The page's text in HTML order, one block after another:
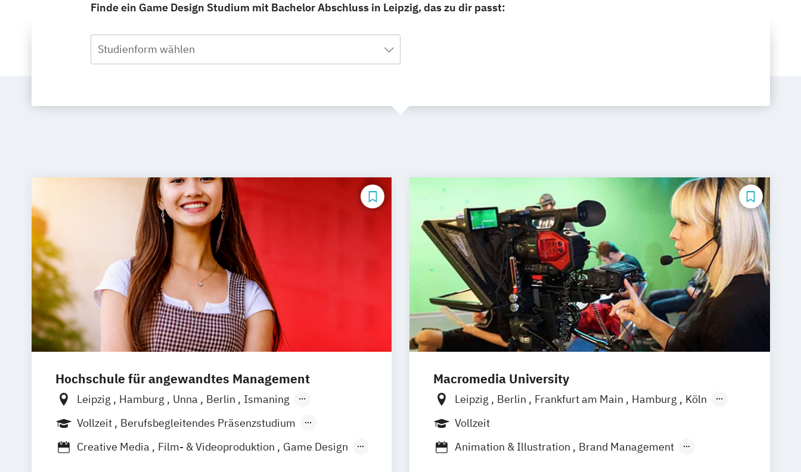
Finde ein Game Design Studium mit Bachelor Abschluss in Leipzig, das zu dir passt:
Studienform wählen
Hochschule für angewandtes Management
Leipzig Hamburg Unna Berlin
Ismaning
Mannheim
Wien Frankfurt Hannover
Düsseldorf
Nürnberg Stuttgart
Vollzeit
Berufsbegleitendes Präsenzstudium
Duales Studium
Creative Media Film- & Videoproduktion
Game Design
Macromedia University
Leipzig Berlin Frankfurt am Main Hamburg
Köln
München
Vollzeit
Animation & Illustration
Brand Management